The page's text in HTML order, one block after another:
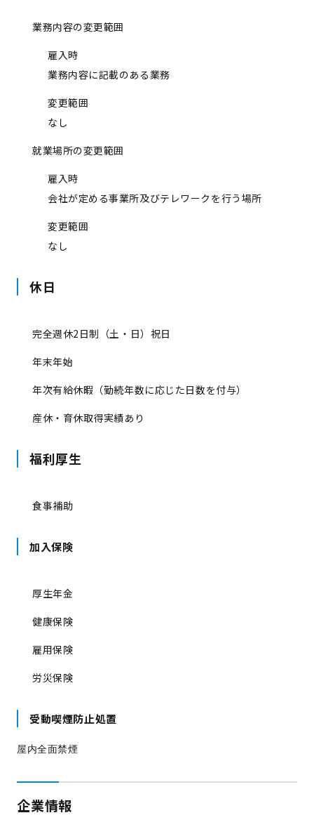
業務内容の変更範囲
雇入時
業務内容に記載のある業務
変更範囲
なし
就業場所の変更範囲
雇入時
会社が定める事業所及びテレワークを行う場所
変更範囲
なし
休日
完全週休2日制（土・日）祝日
年末年始
年次有給休暇（勤続年数に応じた日数を付与）
産休・育休取得実績あり
福利厚生
食事補助
加入保険
厚生年金
健康保険
雇用保険
労災保険
受動喫煙防止処置
屋内全面禁煙
企業情報